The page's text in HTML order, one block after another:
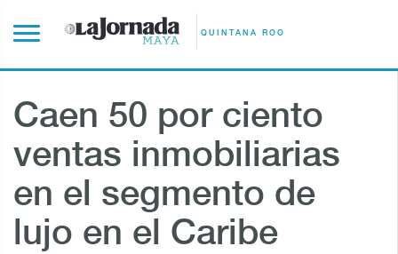
QUINTANA ROO
Caen 50 por ciento
ventas inmobiliarias
en el segmento de
lujo en el Caribe